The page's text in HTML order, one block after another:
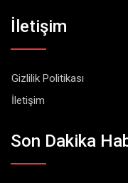
İletişim
Gizlilik Politikası
İletişim
Son Dakika